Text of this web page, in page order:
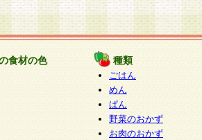
食材の色 種類
ごはん
めん
ぱん
野菜のおかず
お肉のおかず